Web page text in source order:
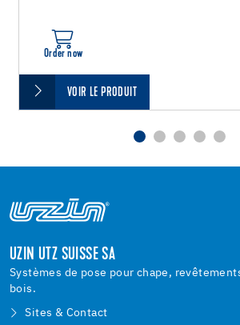
Order now
VOIR LE PRODUIT
UZIN UTZ SUISSE SA
Systèmes de pose pour chape,
bois.
Sites & Contact